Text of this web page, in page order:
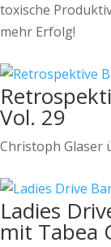
toxische
mehr Erfolg!
Vol. 29
Christoph Glaser
Ladies
mit Tabea